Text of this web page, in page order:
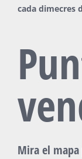
cada dimecres
Mira el mapa